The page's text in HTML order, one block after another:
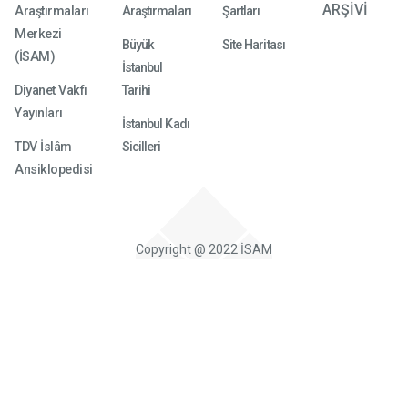
Araştırmaları
Merkezi
(İSAM)
Diyanet Vakfı
Yayınları
TDV İslâm
Ansiklopedisi
Araştırmaları
Büyük
İstanbul
Tarihi
İstanbul Kadı
Sicilleri
Şartları
Site Haritası
ARŞİVİ
Copyright @ 2022 İSAM